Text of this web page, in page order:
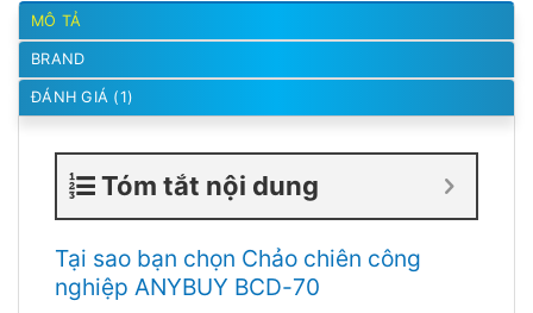
MÔ TẢ
BRAND
ĐÁNH GIÁ (1)
Tóm tắt nội dung
Tại sao bạn chọn Chảo chiên công
nghiệp ANYBUY BCD-70